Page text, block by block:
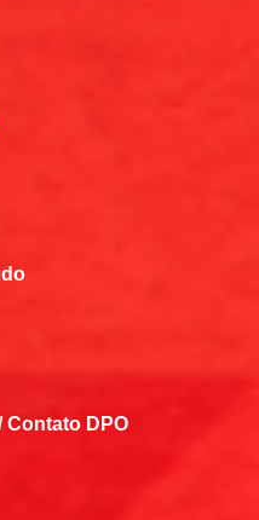
Contato DPO